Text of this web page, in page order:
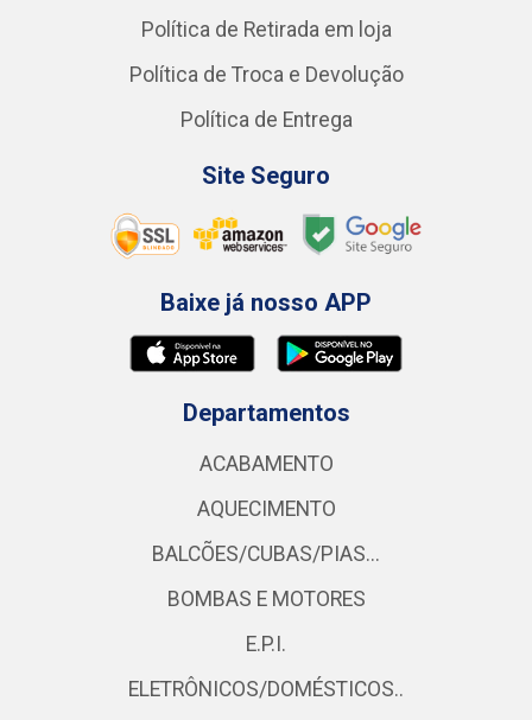
Política de Retirada em loja
Política de Troca e Devolução
Política de Entrega
Site Seguro
Baixe já nosso APP
Departamentos
ACABAMENTO
AQUECIMENTO
BALCÕES/CUBAS/PIAS...
BOMBAS E MOTORES
E.P.I.
ELETRÔNICOS/DOMÉSTICOS..